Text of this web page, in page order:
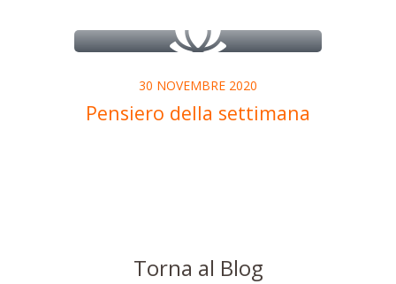
30 NOVEMBRE 2020
Pensiero della settimana
Torna al Blog